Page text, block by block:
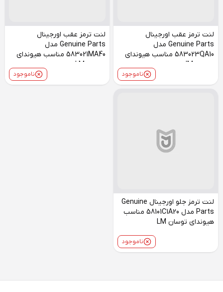
لنت ترمز عقب اورجینال
Genuine Parts مدل
583023QA10 مناسب هیوندای
ناموجود
لنت ترمز عقب اورجینال
Genuine Parts مدل
583021MA40 مناسب هیوندای
ناموجود
لنت ترمز جلو اورجینال Genuine
Parts مدل 58101C1A20 مناسب
هیوندای توسان LM
ناموجود